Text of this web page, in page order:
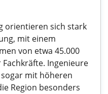
orientieren sich stark
mit einem
von etwa 45.000
Fachkräfte. Ingenieure
mit höheren
Region besonders